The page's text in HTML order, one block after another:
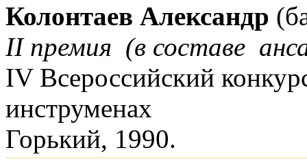
Колонтаев Александр
II премия (в составе
IV Всероссийский
инструменах
Горький, 1990.